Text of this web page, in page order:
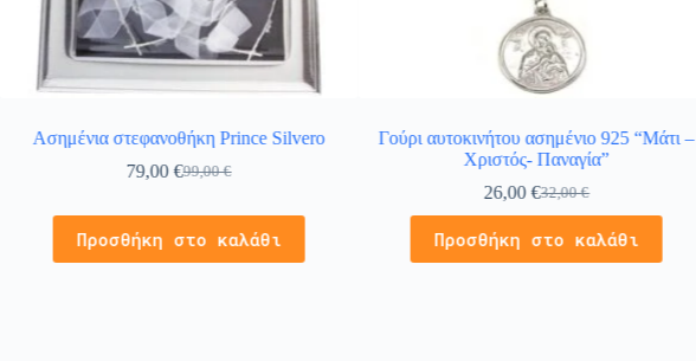
Ασημένια στεφανοθήκη Prince Silvero
99,00€
79,00€
Προσθήκη στο καλάθι
Γούρι αυτοκινήτου ασημένιο 925 “Μάτι –
Χριστός- Παναγία”
32,00€
26,00€
Προσθήκη στο καλάθι